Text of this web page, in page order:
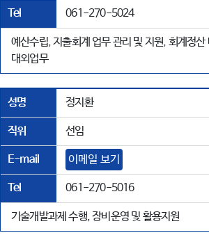
Tel 061-270-5024
예산수립, 지출회계 업무 관리 및 지원, 회계정산
대외업무
성명 정지환
직위 선임
E-mail 이메일 보기
Tel 061-270-5016
기술개발과제 수행, 장비운영 및 활용지원